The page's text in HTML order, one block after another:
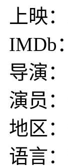
上映：
IMDb：
导演：
演员：
地区：
语言：